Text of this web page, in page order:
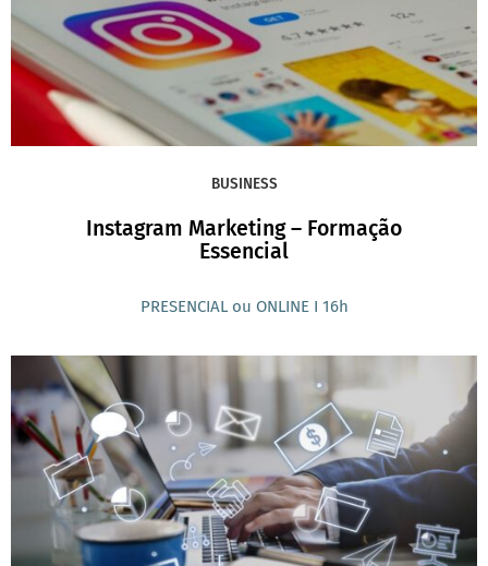
BUSINESS
Instagram Marketing – Formação
Essencial
PRESENCIAL ou ONLINE I 16h